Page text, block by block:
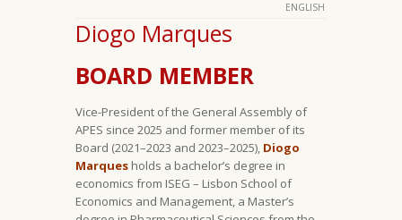
ENGLISH
Diogo Marques
BOARD MEMBER
Vice-President of the General Assembly of
APES since 2025 and former member of its
Board (2021–2023 and 2023–2025), Diogo
Marques holds a bachelor’s degree in
economics from ISEG – Lisbon School of
Economics and Management, a Master’s